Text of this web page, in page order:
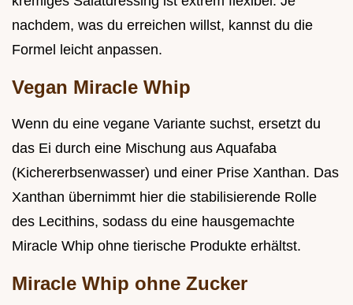
nachdem, was du erreichen willst, kannst du die
Formel leicht anpassen.
Vegan Miracle Whip
Wenn du eine vegane Variante suchst, ersetzt du
das Ei durch eine Mischung aus Aquafaba
(Kichererbsenwasser) und einer Prise Xanthan. Das
Xanthan übernimmt hier die stabilisierende Rolle
des Lecithins, sodass du eine hausgemachte
Miracle Whip ohne tierische Produkte erhältst.
Miracle Whip ohne Zucker